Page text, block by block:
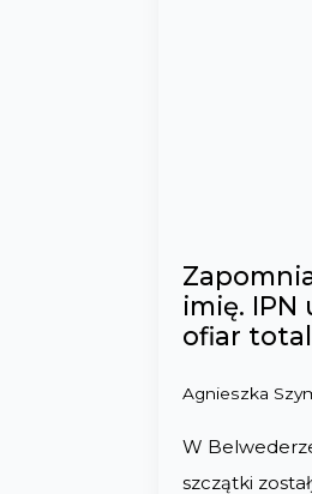
imię. IPN
ofiar
Agnieszka
W
szczątki